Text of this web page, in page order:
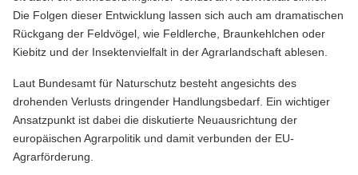
Die Folgen dieser Entwicklung lassen sich auch am dramatischen
Rückgang der Feldvögel, wie Feldlerche, Braunkehlchen oder
Kiebitz und der Insektenvielfalt in der Agrarlandschaft ablesen.
Laut Bundesamt für Naturschutz besteht angesichts des
drohenden Verlusts dringender Handlungsbedarf. Ein wichtiger
Ansatzpunkt ist dabei die diskutierte Neuausrichtung der
europäischen Agrarpolitik und damit verbunden der EU-
Agrarförderung.